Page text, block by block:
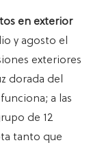
en exterior
y agosto el
exteriores
dorada del
a las
de 12
tanto que